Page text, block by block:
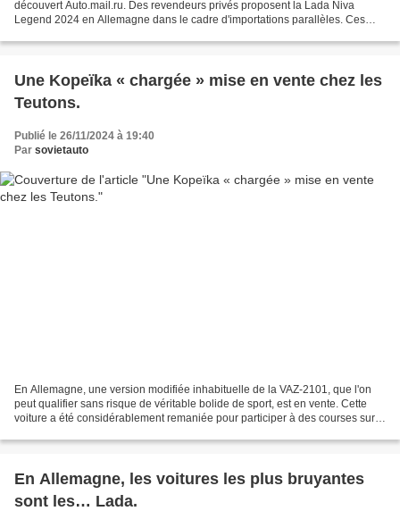
découvert Auto.mail.ru. Des revendeurs privés proposent la Lada Niva
Legend 2024 en Allemagne dans le cadre d'importations parallèles. Ces
Une Kopeïka « chargée » mise en vente chez les
Teutons.
Publié le 26/11/2024 à 19:40
Par sovietauto
En Allemagne, une version modifiée inhabituelle de la VAZ-2101, que l'on
peut qualifier sans risque de véritable bolide de sport, est en vente. Cette
voiture a été considérablement remaniée pour participer à des courses sur
En Allemagne, les voitures les plus bruyantes
sont les… Lada.